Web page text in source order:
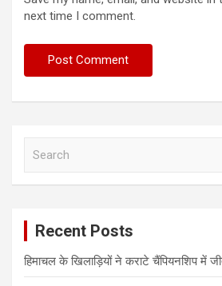
next time I comment.
Recent Posts
हिमाचल के खिलाड़ियों ने कराटे चैंपियनशिप में